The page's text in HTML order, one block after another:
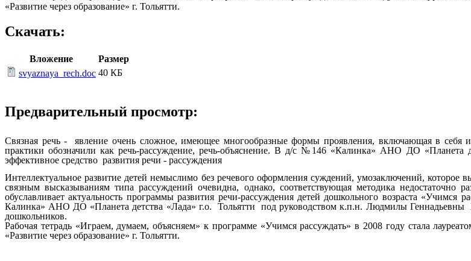
«Развитие через образование» г. Тольятти.
Скачать:
Вложение
Размер
svyaznaya_rech.doc 40 КБ
Предварительный просмотр:
Связная речь - явление очень сложное, имеющее многообразные формы проявления, включающая в себя
практики обозначили как речь-рассуждение, речь-объяснение. В д/с №146 «Калинка» АНО ДО «Планета
эффективное средство развития речи - рассуждения
Интеллектуальное развитие детей немыслимо без речевого оформления суждений, умозаключений, которое
связным высказываниям типа рассуждений очевидна, однако, соответствующая методика
обуславливает актуальность программы развития речи-рассуждения детей дошкольного возраста «Учимся
Калинка» АНО ДО «Планета детства «Лада» г.о. Тольятти под руководством к.п.н. Людмилы
дошкольников.
Рабочая тетрадь «Играем, думаем, объясняем» к программе «Учимся рассуждать» в 2008 году стала
«Развитие через образование» г. Тольятти.